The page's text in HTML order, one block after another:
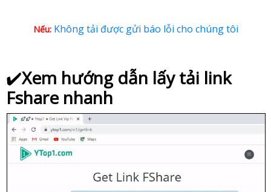
Nếu: Không tải được gửi báo lỗi cho chúng tôi
✔️Xem hướng dẫn lấy tải link
Fshare nhanh